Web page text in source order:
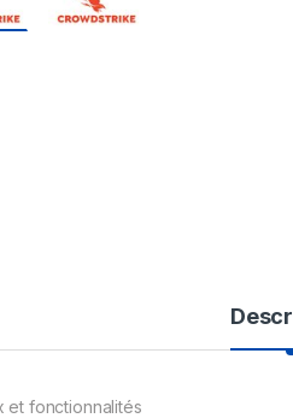
et fonctionnalités